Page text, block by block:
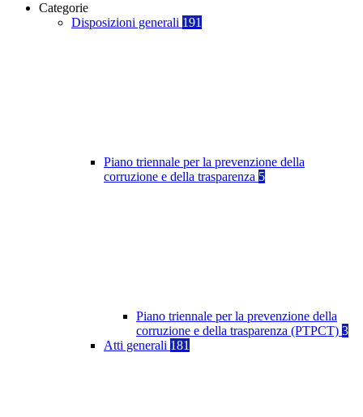
Categorie
Disposizioni generali 191
Piano triennale per la prevenzione della
corruzione e della trasparenza 5
Piano triennale per la prevenzione della
corruzione e della trasparenza (PTPCT) 3
Atti generali 181